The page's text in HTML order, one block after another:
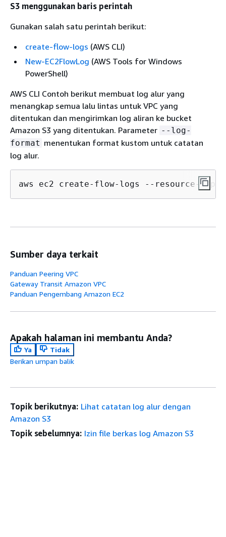
S3 menggunakan baris perintah
Gunakan salah satu perintah berikut:
create-flow-logs (AWS CLI)
New-EC2FlowLog (AWS Tools for Windows
PowerShell)
AWS CLI Contoh berikut membuat log alur yang
menangkap semua lalu lintas untuk VPC yang
ditentukan dan mengirimkan log aliran ke bucket
Amazon S3 yang ditentukan. Parameter --log-
format menentukan format kustom untuk catatan
log alur.
aws ec2 create-flow-logs --resource-type
Sumber daya terkait
Panduan Peering VPC
Gateway Transit Amazon VPC
Panduan Pengembang Amazon EC2
Apakah halaman ini membantu Anda?
Ya
Tidak
Berikan umpan balik
Topik berikutnya: Lihat catatan log alur dengan
Amazon S3
Topik sebelumnya: Izin file berkas log Amazon S3